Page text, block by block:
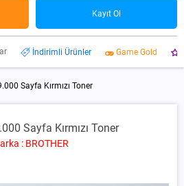
Kayıt Ol
İndirimli Ürünler Game Gold
Sayfa Kırmızı Toner
Sayfa Kırmızı Toner
: BROTHER